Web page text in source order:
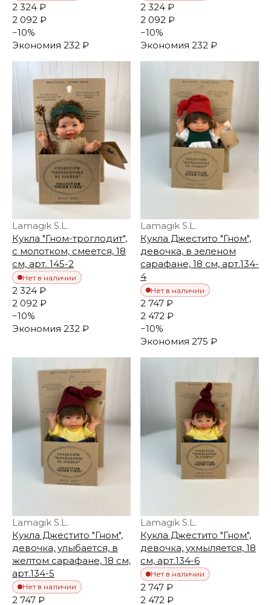
2 324 ₽
2 092 ₽
−10%
Экономия 232 ₽
2 324 ₽
2 092 ₽
−10%
Экономия 232 ₽
Lamagik S.L.
Кукла "Гном-троглодит",
с молотком, смеется, 18
см, арт. 145-2
Нет в наличии
2 324 ₽
2 092 ₽
−10%
Экономия 232 ₽
Lamagik S.L.
Кукла Джестито "Гном",
девочка, в зеленом
сарафане, 18 см, арт.134-
4
Нет в наличии
2 747 ₽
2 472 ₽
−10%
Экономия 275 ₽
Lamagik S.L.
Кукла Джестито "Гном",
девочка, улыбается, в
желтом сарафане, 18 см,
арт.134-5
Нет в наличии
2 747 ₽
Lamagik S.L.
Кукла Джестито "Гном",
девочка, ухмыляется, 18
см, арт.134-6
Нет в наличии
2 747 ₽
2 472 ₽